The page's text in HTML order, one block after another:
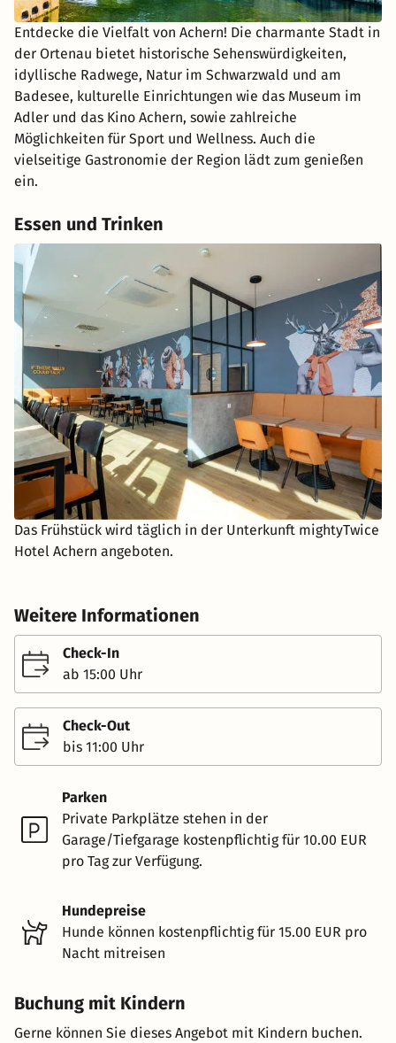
Entdecke die Vielfalt von Achern! Die charmante Stadt in
der Ortenau bietet historische Sehenswürdigkeiten,
idyllische Radwege, Natur im Schwarzwald und am
Badesee, kulturelle Einrichtungen wie das Museum im
Adler und das Kino Achern, sowie zahlreiche
Möglichkeiten für Sport und Wellness. Auch die
vielseitige Gastronomie der Region lädt zum genießen
ein.
Essen und Trinken
Das Frühstück wird täglich in der Unterkunft mightyTwice
Hotel Achern angeboten.
Weitere Informationen
Check-In
ab 15:00 Uhr
Check-Out
bis 11:00 Uhr
Parken
Private Parkplätze stehen in der
Garage/Tiefgarage kostenpflichtig für 10.00 EUR
pro Tag zur Verfügung.
Hundepreise
Hunde können kostenpflichtig für 15.00 EUR pro
Nacht mitreisen
Buchung mit Kindern
Gerne können Sie dieses Angebot mit Kindern buchen.